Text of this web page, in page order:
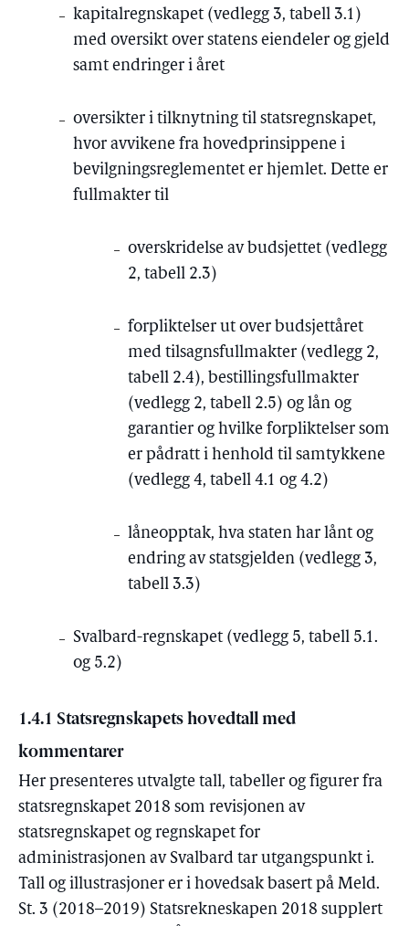
kapitalregnskapet (vedlegg 3, tabell 3.1)
med oversikt over statens eiendeler og gjeld
samt endringer i året
oversikter i tilknytning til statsregnskapet,
hvor avvikene fra hovedprinsippene i
bevilgningsreglementet er hjemlet. Dette er
fullmakter til
overskridelse av budsjettet (vedlegg
2, tabell 2.3)
forpliktelser ut over budsjettåret
med tilsagnsfullmakter (vedlegg 2,
tabell 2.4), bestillingsfullmakter
(vedlegg 2, tabell 2.5) og lån og
garantier og hvilke forpliktelser som
er pådratt i henhold til samtykkene
(vedlegg 4, tabell 4.1 og 4.2)
låneopptak, hva staten har lånt og
endring av statsgjelden (vedlegg 3,
tabell 3.3)
Svalbard-regnskapet (vedlegg 5, tabell 5.1.
og 5.2)
1.4.1 Statsregnskapets hovedtall med
kommentarer
Her presenteres utvalgte tall, tabeller og figurer fra
statsregnskapet 2018 som revisjonen av
statsregnskapet og regnskapet for
administrasjonen av Svalbard tar utgangspunkt i.
Tall og illustrasjoner er i hovedsak basert på Meld.
St. 3 (2018–2019) Statsrekneskapen 2018 supplert